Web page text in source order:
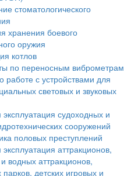
стоматологического
хранения боевого
оружия
котлов
по переносным виброметрам
работе с устройствами для
световых и звуковых
эксплуатация судоходных и
сооружений
половых преступлений
аттракционов,
водных аттракционов,
детских игровых и